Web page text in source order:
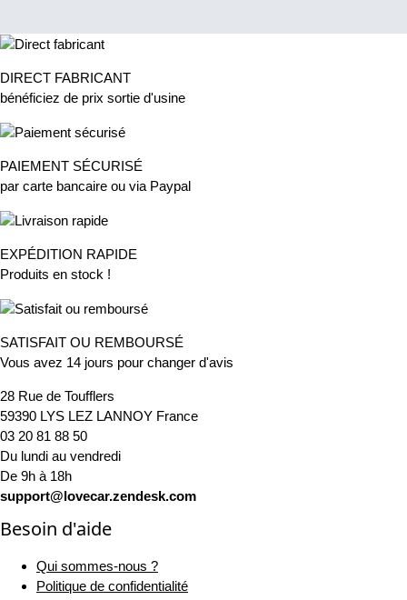
DIRECT FABRICANT
bénéficiez de prix sortie d'usine
PAIEMENT SÉCURISÉ
par carte bancaire ou via Paypal
EXPÉDITION RAPIDE
Produits en stock !
SATISFAIT OU REMBOURSÉ
Vous avez 14 jours pour changer d'avis
28 Rue de Toufflers
59390 LYS LEZ LANNOY France
03 20 81 88 50
Du lundi au vendredi
De 9h à 18h
support@lovecar.zendesk.com
Besoin d'aide
Qui sommes-nous ?
Politique de confidentialité